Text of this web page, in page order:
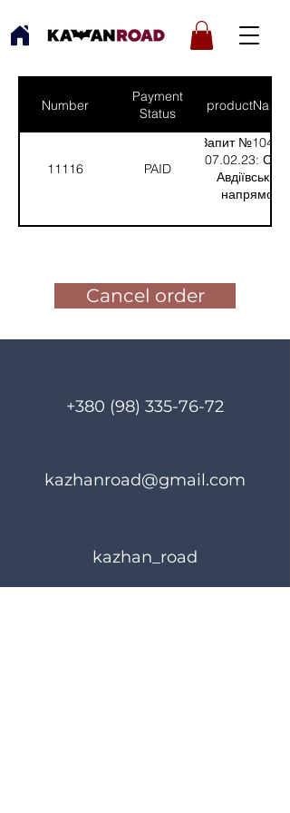
Number
Payment
Status
productNames
11116 PAID
Запит №1046
07.02.23: Олег,
Авдіївський
напрямок
1)
Cancel order
+380 (98) 335-76-72
kazhanroad@gmail.com
kazhan_road